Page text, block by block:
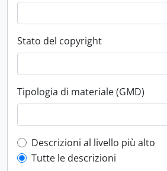
Stato del copyright
Tipologia di materiale (GMD)
Top-level description filter
Descrizioni al livello più alto
Tutte le descrizioni